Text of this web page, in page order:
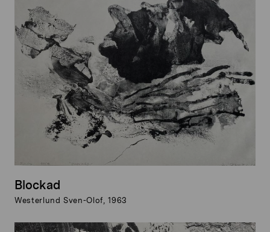
Blockad
Westerlund Sven-Olof, 1963